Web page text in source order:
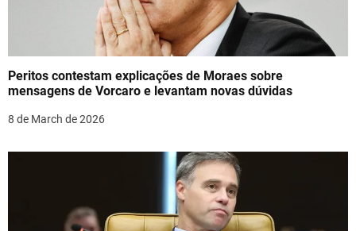
i
o
Peritos contestam explicações de Moraes sobre
mensagens de Vorcaro e levantam novas dúvidas
8 de March de 2026